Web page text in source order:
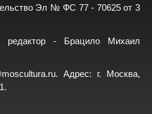
Эл № ФС 77 - 70625 от 3
редактор - Брацило Михаил
. Адрес: г. Москва,